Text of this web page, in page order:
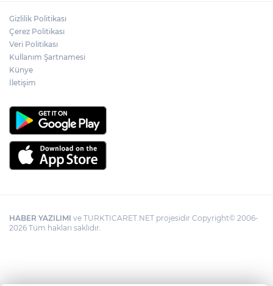
Gizlilik Politikası
Çerez Politikası
Veri Politikası
Kullanım Şartnamesi
Künye
İletişim
HABER YAZILIMI ve TURKTICARET.NET projesidir Copyright© 2006-
2026 Tüm hakları saklıdır.